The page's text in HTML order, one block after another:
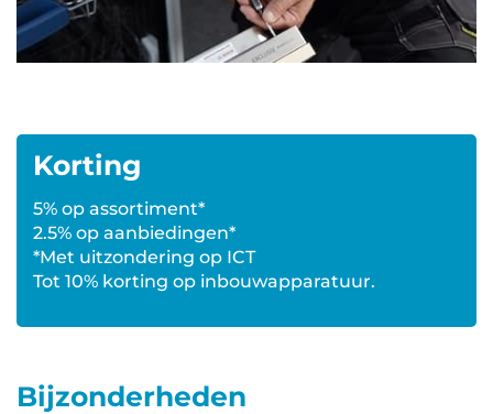
Korting
5% op assortiment*
2.5% op aanbiedingen*
*Met uitzondering op ICT
Tot 10% korting op inbouwapparatuur.
Bijzonderheden